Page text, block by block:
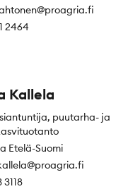
2464
Kallela
puutarha- ja
Etelä-Suomi